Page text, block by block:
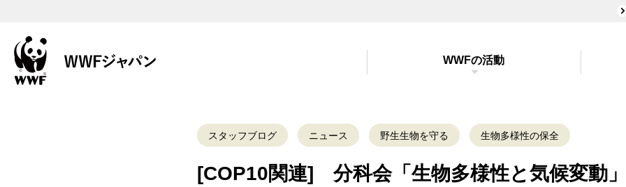
WWFの活動
スタッフブログ ニュース 野生生物を守る 生物多様性の保全
[COP10関連] 分科会「生物多様性と気候変動